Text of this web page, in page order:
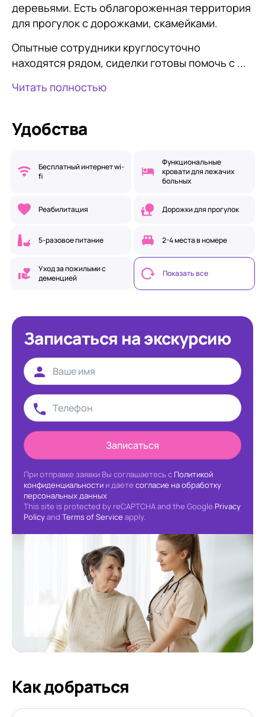
деревьями. Есть облагороженная территория
для прогулок с дорожками, скамейками.
Опытные сотрудники круглосуточно
находятся рядом, сиделки готовы помочь с ...
Читать полностью
Удобства
Бесплатный интернет wi-
fi
Функциональные
кровати для лежачих
больных
Реабилитация Дорожки для прогулок
5-разовое питание 2-4 места в номере
Уход за пожилыми с
деменцией
Показать все
Записаться на экскурсию
Записаться
При отправке заявки Вы соглашаетесь с Политикой
конфиденциальности и даете согласие на обработку
персональных данных
This site is protected by reCAPTCHA and the Google Privacy
Policyand Terms of Service apply.
Как добраться